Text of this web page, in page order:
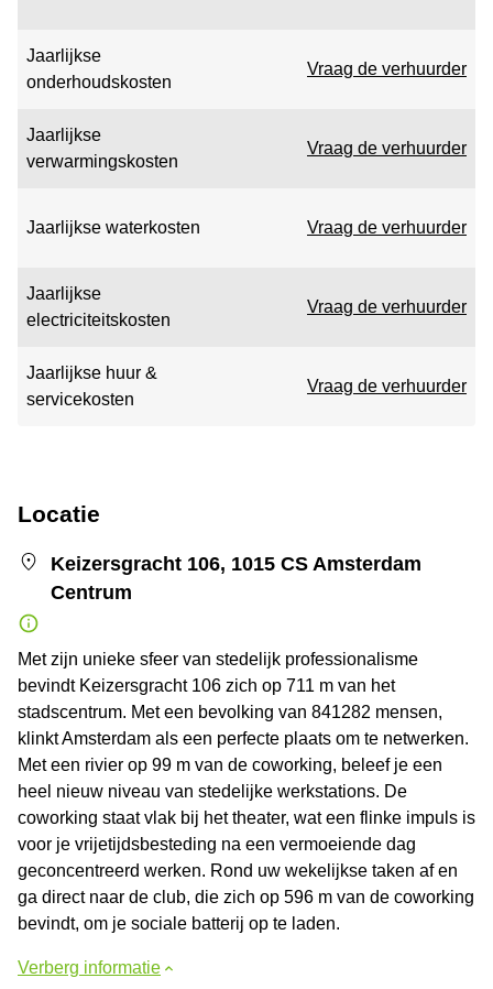
Jaarlijkse
onderhoudskosten
Vraag de verhuurder
Jaarlijkse
verwarmingskosten
Vraag de verhuurder
Jaarlijkse waterkosten Vraag de verhuurder
Jaarlijkse
electriciteitskosten
Vraag de verhuurder
Jaarlijkse huur &
servicekosten
Vraag de verhuurder
Locatie
Keizersgracht 106, 1015 CS Amsterdam
Centrum
Met zijn unieke sfeer van stedelijk professionalisme
bevindt Keizersgracht 106 zich op 711 m van het
stadscentrum. Met een bevolking van 841282 mensen,
klinkt Amsterdam als een perfecte plaats om te netwerken.
Met een rivier op 99 m van de coworking, beleef je een
heel nieuw niveau van stedelijke werkstations. De
coworking staat vlak bij het theater, wat een flinke impuls is
voor je vrijetijdsbesteding na een vermoeiende dag
geconcentreerd werken. Rond uw wekelijkse taken af en
ga direct naar de club, die zich op 596 m van de coworking
bevindt, om je sociale batterij op te laden.
Verberg informatie